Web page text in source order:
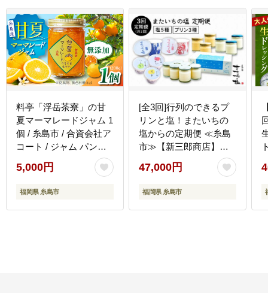
料亭「浮岳茶寮」の甘
夏マーマレードジャム 1
個 / 糸島市 / 合資会社ア
コート / ジャム パン
[AAK004]
5,000円
福岡県 糸島市
[全3回]行列のできるプ
リンと塩！またいちの
塩からの定期便 ≪糸島
市≫【新三郎商店】プ
リン/おむすび/おにぎり/
料理/ハーブソルト/花塩
プリン [AEB006]
47,000円
福岡県 糸島市